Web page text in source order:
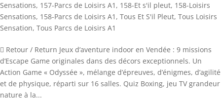
Sensations, 157-Parcs de Loisirs A1 , 158-Et s'il pleut, 158-Loisirs
Sensations, 158-Parcs de Loisirs A1 , Tous Et S'il Pleut, Tous Loisirs
Sensation, Tous Parcs de Loisirs A1
 Retour / Return Jeux d’aventure indoor en Vendée : 9 missions
d’Escape Game originales dans des décors exceptionnels. Un
Action Game « Odyssée », mélange d’épreuves, d’énigmes, d’agilité
et de physique, réparti sur 16 salles. Quiz Boxing, jeu TV grandeur
nature à la...